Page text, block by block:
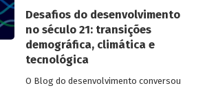
Desafios do desenvolvimento
no século 21: transições
demográfica, climática e
tecnológica
O Blog do desenvolvimento conversou